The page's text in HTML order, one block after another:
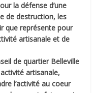
la défense d’une
dedestruction, les
que représente pour
artisanale et de
de quartier Belleville
activité artisanale,
l’activité au coeur